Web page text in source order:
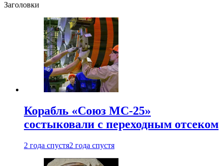
Заголовки
Корабль «Союз МС-25»
состыковали с переходным отсеком
2 года спустя2 года спустя